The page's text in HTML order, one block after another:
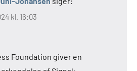
kl. 16:03
Foundation giver en